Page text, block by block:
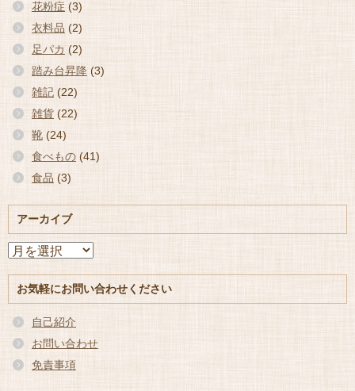
花粉症 (3)
衣料品 (2)
足パカ (2)
踏み台昇降 (3)
雑記 (22)
雑貨 (22)
靴 (24)
食べもの (41)
食品 (3)
アーカイブ
ア
イ
ブ
お気軽にお問い合わせください
自己紹介
お問い合わせ
免責事項